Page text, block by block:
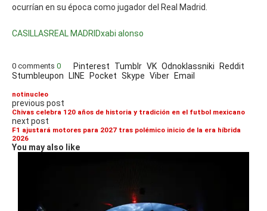
ocurrían en su época como jugador del Real Madrid.
CASILLASREAL MADRIDxabi alonso
0 comments 0 Pinterest Tumblr VK Odnoklassniki
Reddit
Stumbleupon
LINE Pocket Skype Viber Email
notinucleo
previous post
Chivas celebra 120 años de historia y tradición en el futbol mexicano
next post
F1 ajustará motores para 2027 tras polémico inicio de la era híbrida
2026
You may also like